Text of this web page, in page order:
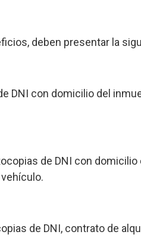
deben presentar la
DNI con domicilio del
de DNI con
de DNI, contrato de